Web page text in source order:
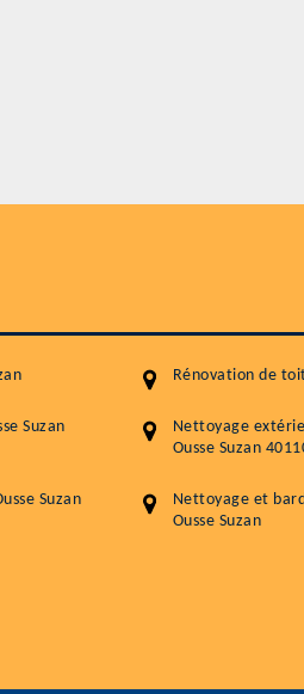
Rénovation de
Suzan
Nettoyage
Ousse Suzan
Suzan
Nettoyage et
Ousse Suzan
76